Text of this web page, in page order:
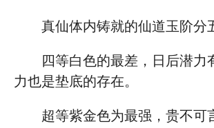
真仙体内铸就的仙道玉阶分
四等白色的最差，日后潜力
力也是垫底的存在。
超等紫金色为最强，贵不可